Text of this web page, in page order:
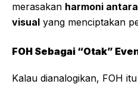
merasakan harmoni
visual yang menciptakan
FOH Sebagai “Otak”
Kalau dianalogikan, FOH